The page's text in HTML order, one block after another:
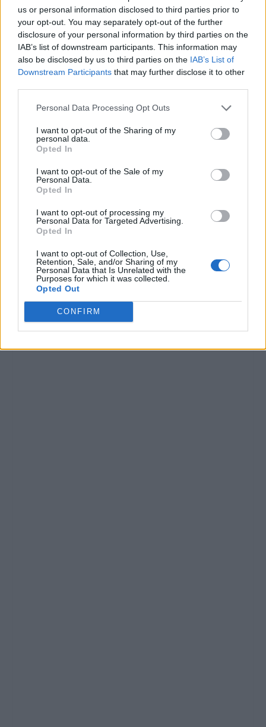
us or personal information disclosed to third parties prior to
your opt-out. You may separately opt-out of the further
disclosure of your personal information by third parties on the
IAB’s list of downstream participants. This information may
also be disclosed by us to third parties on the IAB’s List of
Downstream Participants that may further disclose it to other
Personal Data Processing Opt Outs
I want to opt-out of the Sharing of my
personal data.
Opted In
I want to opt-out of the Sale of my
Personal Data.
Opted In
I want to opt-out of processing my
Personal Data for Targeted Advertising.
Opted In
I want to opt-out of Collection, Use,
Retention, Sale, and/or Sharing of my
Personal Data that Is Unrelated with the
Purposes for which it was collected.
Opted Out
CONFIRM